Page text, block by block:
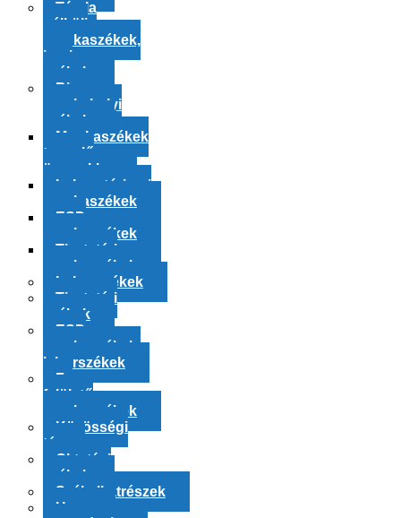
Támla
nélküli
munkaszékek,
ipari
székek
Bimos
munkahelyi
székek
Munkaszékek
termelő
üzemekbe
Laboratóriumi
munkaszékek
ESD
munkaszékek
Tisztatéri
munkaszékek
Laborszékek
Tisztatéri
székek
ESD
munkaszékek,
laborszékek
Fa
felületű
munkaszékek
Közösségi
tér
Oktatási
székek
Székalkatrészek
Hasznos